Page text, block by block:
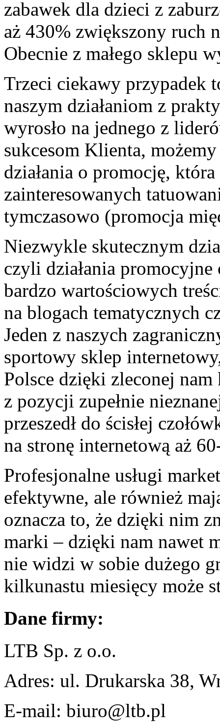
zabawek dla dzieci z
aż 430% zwiększony ruch
Obecnie z małego sklepu
Trzeci ciekawy przypadek
naszym działaniom z
wyrosło na jednego z
sukcesom Klienta,
działania o promocję,
zainteresowanych
tymczasowo (promocja
Niezwykle skutecznym
czyli działania
bardzo wartościowych
na blogach tematycznych
Jeden z naszych
sportowy sklep
Polsce dzięki zleconej
z pozycji zupełnie
przeszedł do ścisłej
na stronę internetową aż
Profesjonalne usługi
efektywne, ale również
oznacza to, że dzięki nim
marki – dzięki nam nawet
nie widzi w sobie dużego
kilkunastu miesięcy może
Dane firmy:
LTB Sp. z o.o.
Adres: ul. Drukarska 38,
E-mail: biuro@ltb.pl